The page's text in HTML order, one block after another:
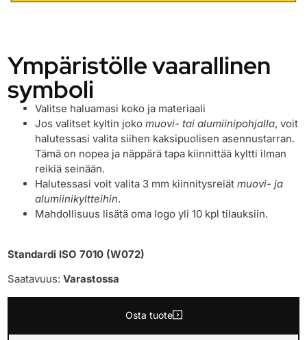
Ympäristölle vaarallinen
symboli
Valitse haluamasi koko ja materiaali
Jos valitset kyltin jokomuovi- tai alumiinipohjalla, voit
halutessasi valita siihen kaksipuolisen asennustarran.
Tämä on nopea ja näppärä tapa kiinnittää kyltti ilman
reikiä seinään.
Halutessasi voit valita 3 mm kiinnitysreiätmuovi- ja
alumiinikyltteihin.
Mahdollisuus lisätä oma logo yli 10 kpl tilauksiin.
Standardi ISO 7010 (W072)
Saatavuus:Varastossa
Osta tuote